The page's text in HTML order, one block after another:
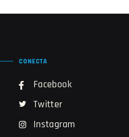
CONECTA
Facebook
Twitter
Instagram